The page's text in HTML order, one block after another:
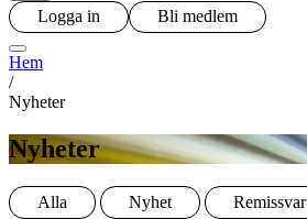
Logga in Bli medlem
Hem
/
Nyheter
Nyheter
Alla Nyhet Remissvar